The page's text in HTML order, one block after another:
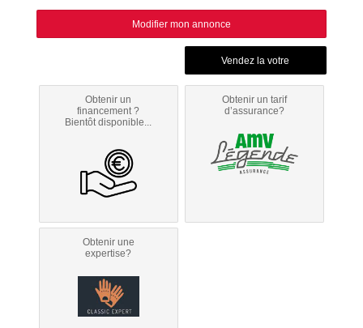
Modifier mon annonce
Obtenir un
financement ?
Bientôt disponible...
Obtenir un tarif
d’assurance?
Obtenir une
expertise?